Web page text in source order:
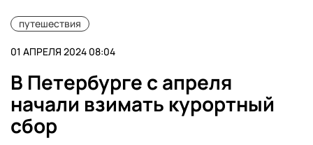
путешествия
01 АПРЕЛЯ 2024 08:04
В Петербурге с апреля
начали взимать курортный
сбор